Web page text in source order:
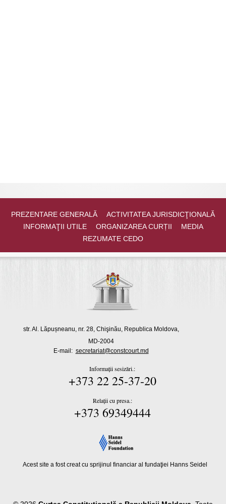
PREZENTARE GENERALĂ
ACTIVITATEA JURISDICŢIONALĂ
INFORMAŢII UTILE
ORGANIZAREA CURȚII
MEDIA
REZUMATE CEDO
str. Al. Lăpușneanu, nr. 28, Chişinău, Republica Moldova,
MD-2004
E-mail: secretariat@constcourt.md
Informații sesizări.:
+373 22 25-37-20
Relații cu presa.:
+373 69349444
Acest site a fost creat cu sprijinul financiar al fundaţiei Hanns Seidel